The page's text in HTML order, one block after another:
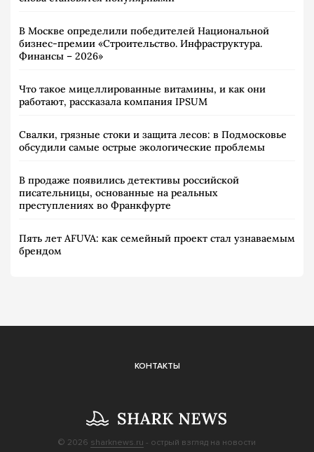
В Москве определили победителей Национальной
бизнес-премии «Строительство. Инфраструктура.
Финансы – 2026»
Что такое мицеллированные витамины, и как они
работают, рассказала компания IPSUM
Свалки, грязные стоки и защита лесов: в Подмосковье
обсудили самые острые экологические проблемы
В продаже появились детективы российской
писательницы, основанные на реальных
преступлениях во Франкфурте
Пять лет AFUVA: как семейный проект стал узнаваемым
брендом
КОНТАКТЫ
© 2026 sharknews.ru - острый взгляд на новости